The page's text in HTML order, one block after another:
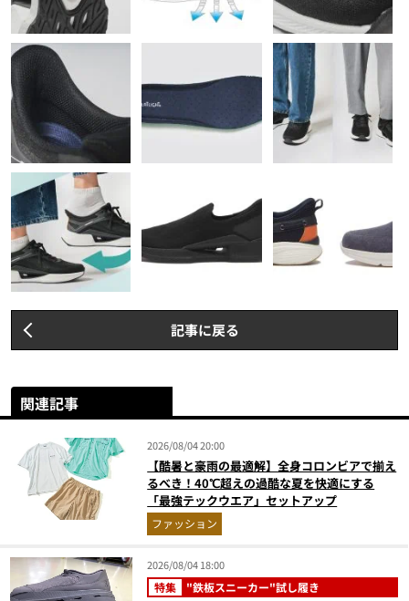
記事に戻る
関連記事
2026/08/04 20:00
【酷暑と豪雨の最適解】全身コロンビアで揃え
るべき！40℃超えの過酷な夏を快適にする
「最強テックウエア」セットアップ
ファッション
2026/08/04 18:00
特集 "鉄板スニーカー"試し履き